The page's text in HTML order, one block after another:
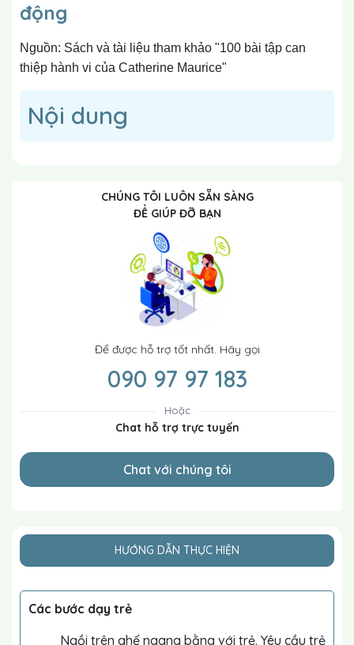
động
Nguồn: Sách và tài liệu tham khảo "100 bài tập can
thiệp hành vi của Catherine Maurice"
Nội dung
CHÚNG TÔI LUÔN SẴN SÀNG
ĐỂ GIÚP ĐỠ BẠN
Để được hỗ trợ tốt nhất. Hãy gọi
090 97 97 183
Hoặc
Chat hỗ trợ trực tuyến
Chat với chúng tôi
HƯỚNG DẪN THỰC HIỆN
Các bước dạy trẻ
Ngồi trên ghế ngang bằng với trẻ. Yêu cầu trẻ